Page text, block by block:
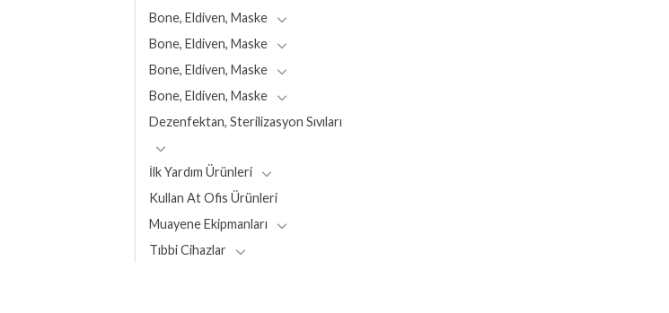
Bone, Eldiven, Maske
Bone, Eldiven, Maske
Bone, Eldiven, Maske
Bone, Eldiven, Maske
Dezenfektan, Sterilizasyon Sıvıları
İlk Yardım Ürünleri
Kullan At Ofis Ürünleri
Muayene Ekipmanları
Tıbbi Cihazlar